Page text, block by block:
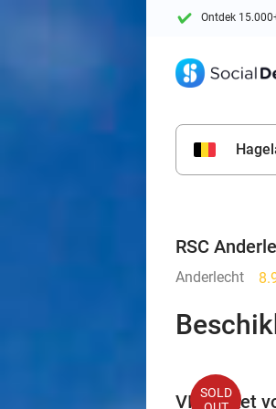
Ontdek
RSC
Anderlecht
SOLD
VIP-ticket